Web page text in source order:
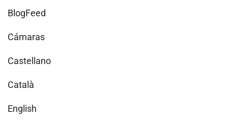
BlogFeed
Cámaras
Castellano
Català
English